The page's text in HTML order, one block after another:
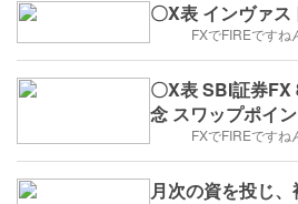
〇X表 インヴァ
FXでFIREです
〇X表 SBI証券
念 スワップポイ
FXでFIREです
月次の資を投じ